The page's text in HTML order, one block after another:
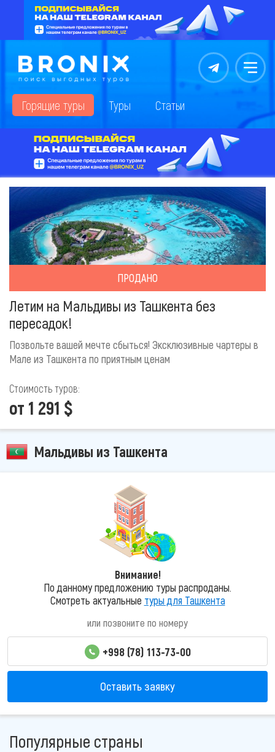
Контакты Меню
Горящие туры Туры Статьи
ПРОДАНО
Летим на Мальдивы из Ташкента без
пересадок!
Позвольте вашей мечте сбыться! Эксклюзивные чартеры в
Мале из Ташкента по приятным ценам
Стоимость туров:
от 1 291 $
Мальдивы из Ташкента
Внимание!
По данному предложению туры распроданы.
Смотреть актуальные туры для Ташкента
или позвоните по номеру
+998 (78) 113-73-00
Оставить заявку
Популярные страны